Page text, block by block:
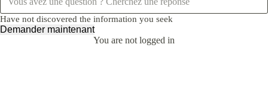
Have not discovered the information you seek
Demander maintenant
You are not logged in